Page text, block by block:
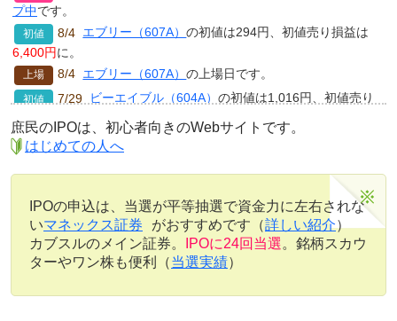
プ中です。
8/4 エブリー（607A）の初値は294円、初値売り損益は
6,400円に。
8/4 エブリー（607A）の上場日です。
7/29 ビーエイブル（604A）の初値は1,016円、初値売り
損益は
に。
7/29 アイ・グリッド・ソリューションズ（603A）
は953円、初値売り損益は
アイ・グリッド・ソリューションズ（603A）
日です。
7/29 ビーエイブル（604A）の上場日です。
7/27 エブリー（607A）のネット当選数を追記
7/27 エブリー（607A）の公開価格は230円
7/22 ティアフォー（593A）の初値は1,009円、初値売り
庶民のIPOは、初心者向きのWebサイトです。
はじめての人へ
IPOの申込は、当選が平等抽選で資金力に左右されな
いマネックス証券 がおすすめです（詳しい紹介）
カブスルのメイン証券。
IPOに24回当選。銘柄スカウ
ターやワン株も便利（当選実績）